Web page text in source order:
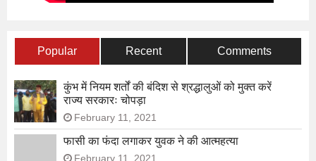
Popular Recent Comments
कुंभ में नियम शर्तों की बंदिश से श्रद्धालुओं को मुक्त करें
राज्य सरकारः चोपड़ा
February 11, 2021
फासी का फंदा लगाकर युवक ने की आत्महत्या
February 11, 2021